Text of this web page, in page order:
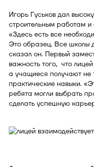
Игорь Гуськов дал
строительным работам
«Здесь есть все
Это образец. Все школы
сказал он. Первый
важность того, что
а учащиеся получают не
практические навыки.
ребята могли выбрать
сделать успешную